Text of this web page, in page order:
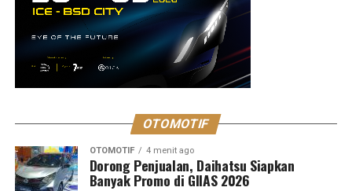
OTOMOTIF
OTOMOTIF 4 menit ago
Dorong Penjualan, Daihatsu Siapkan
Banyak Promo di GIIAS 2026